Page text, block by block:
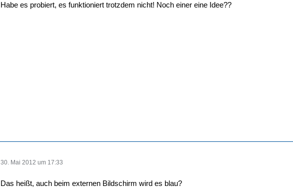
Habe es probiert, es funktioniert trotzdem nicht! Noch einer eine Idee??
30. Mai 2012 um 17:33
Das heißt, auch beim externen Bildschirm wird es blau?